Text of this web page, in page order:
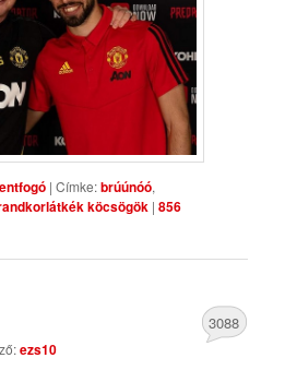
|Címke:brúúnóó,
köcsögök |856
ezs10
3088